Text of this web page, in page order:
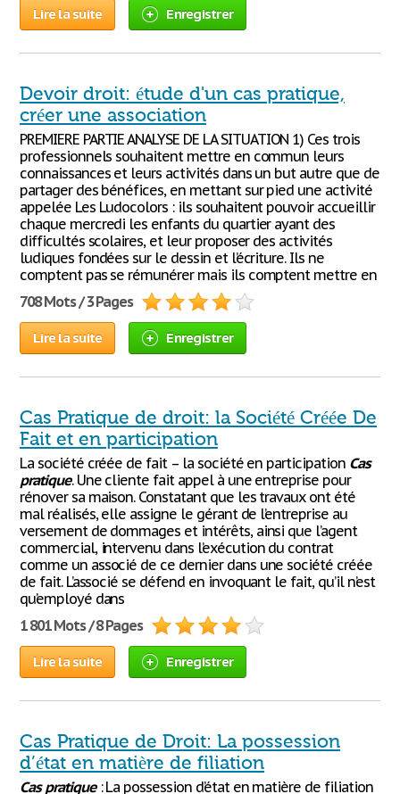
Lire la suite Enregistrer
Devoir droit: étude d'un cas pratique,
créer une association
PREMIERE PARTIE ANALYSE DE LA SITUATION 1) Ces trois
professionnels souhaitent mettre en commun leurs
connaissances et leurs activités dans un but autre que de
partager des bénéfices, en mettant sur pied une activité
appelée Les Ludocolors : ils souhaitent pouvoir accueillir
chaque mercredi les enfants du quartier ayant des
difficultés scolaires, et leur proposer des activités
ludiques fondées sur le dessin et l’écriture. Ils ne
comptent pas se rémunérer mais ils comptent mettre en
708 Mots / 3 Pages
Lire la suite Enregistrer
Cas Pratique de droit: la Société Créée De
Fait et en participation
La société créée de fait – la société en participation Cas
pratique. Une cliente fait appel à une entreprise pour
rénover sa maison. Constatant que les travaux ont été
mal réalisés, elle assigne le gérant de l’entreprise au
versement de dommages et intérêts, ainsi que l’agent
commercial, intervenu dans l’exécution du contrat
comme un associé de ce dernier dans une société créée
de fait. L’associé se défend en invoquant le fait, qu’il n’est
qu’employé dans
1 801 Mots / 8 Pages
Lire la suite Enregistrer
Cas Pratique de Droit: La possession
d’état en matière de filiation
Cas pratique: La possession d’état en matière de filiation